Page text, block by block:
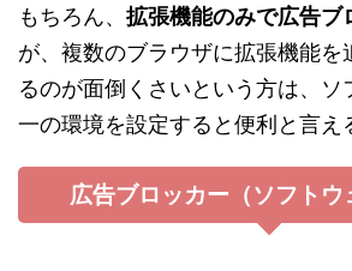
もちろん、 拡張機能のみで広告ブ
が、複数のブラウザに拡張機能を
るのが面倒くさいという方は、ソ
一の環境を設定すると便利と言え
広告ブロッカー（ソフトウ